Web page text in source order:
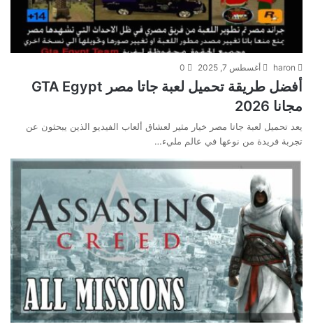
haron أغسطس 7, 2025 0
أفضل طريقة تحميل لعبة جاتا مصر GTA Egypt
مجانا 2026
يعد تحميل لعبة جاتا مصر خيار مثير لعشاق ألعاب الفيديو الذين يبحثون عن
تجربة فريدة من نوعها في عالم مليء…